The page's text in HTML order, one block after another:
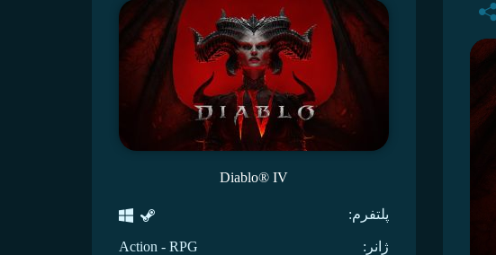
Diablo® IV
پلتفرم:
ژانر: Action - RPG